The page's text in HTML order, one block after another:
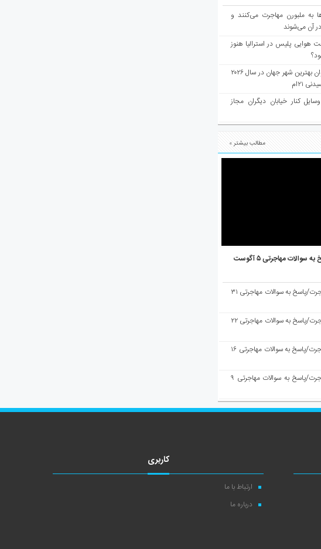
به ملبورن مهاجرت می‌کنند و
آن می‌شوند
هوایی پلیس در استرالیا هنوز
ملبورن به عنوان بهترین شهر جهان در سال ۲۰۲۶
۲۱‌ام
کنار خیابان دیگران مجاز
مطالب بیشتر »
مهاجرتی ۵ آگوست
هفته‌نامه مهاجرت/پاسخ به سوالات مهاجرتی ۳۱
هفته‌نامه مهاجرت/پاسخ به سوالات مهاجرتی ۲۲
هفته‌نامه مهاجرت/پاسخ به سوالات مهاجرتی ۱۶
هفته‌نامه مهاجرت/پاسخ به سوالات مهاجرتی ۹
کاربری
ارتباط با ما
درباره ما